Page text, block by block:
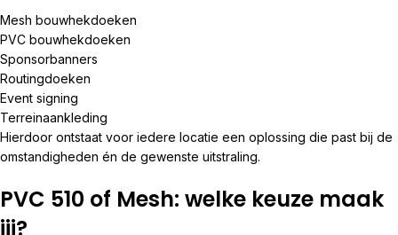
Mesh bouwhekdoeken
PVC bouwhekdoeken
Sponsorbanners
Routingdoeken
Event signing
Terreinaankleding
Hierdoor ontstaat voor iedere locatie een oplossing die past bij de
omstandigheden én de gewenste uitstraling.
PVC 510 of Mesh: welke keuze maak
jij?